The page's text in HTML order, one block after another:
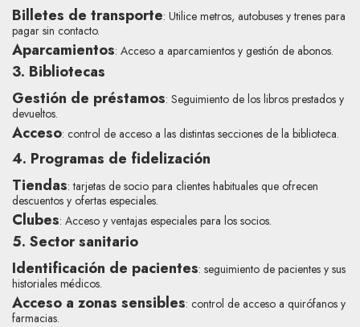
Billetes de transporte: Utilice metros, autobuses y trenes para
pagar sin contacto.
Aparcamientos: Acceso a aparcamientos y gestión de abonos.
3. Bibliotecas
Gestión de préstamos: Seguimiento de los libros prestados y
devueltos.
Acceso: control de acceso a las distintas secciones de la biblioteca.
4. Programas de fidelización
Tiendas: tarjetas de socio para clientes habituales que ofrecen
descuentos y ofertas especiales.
Clubes: Acceso y ventajas especiales para los socios.
5. Sector sanitario
Identificación de pacientes: seguimiento de pacientes y sus
historiales médicos.
Acceso a zonas sensibles: control de acceso a quirófanos y
farmacias.